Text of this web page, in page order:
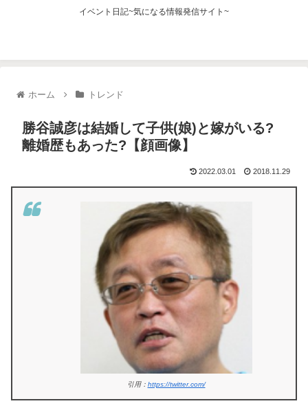
イベント日記~気になる情報発信サイト~
ホーム トレンド
勝谷誠彦は結婚して子供(娘)と嫁がいる?
離婚歴もあった?【顔画像】
2022.03.01 2018.11.29
引用： https://twitter.com/